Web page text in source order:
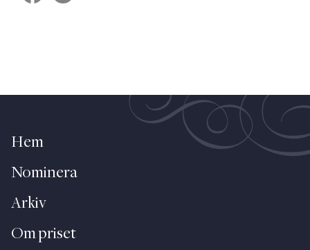
Hem
Nominera
Arkiv
Om priset